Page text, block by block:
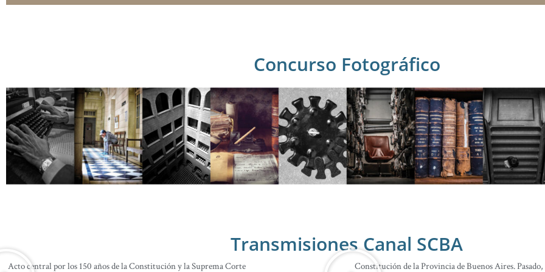
Concurso Fotográfico
Transmisiones Canal SCBA
Acto central por los 150 años de la Constitución y la Suprema Corte Constitución de la Provincia de Buenos Aires.